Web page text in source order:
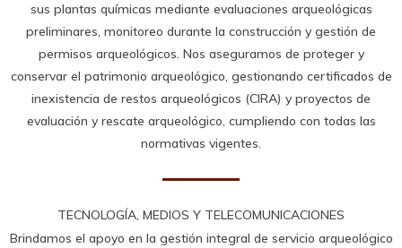
sus plantas químicas mediante evaluaciones arqueológicas
preliminares, monitoreo durante la construcción y gestión de
permisos arqueológicos. Nos aseguramos de proteger y
conservar el patrimonio arqueológico, gestionando certificados de
inexistencia de restos arqueológicos (CIRA) y proyectos de
evaluación y rescate arqueológico, cumpliendo con todas las
normativas vigentes.
TECNOLOGÍA, MEDIOS Y TELECOMUNICACIONES
Brindamos el apoyo en la gestión integral de servicio arqueológico